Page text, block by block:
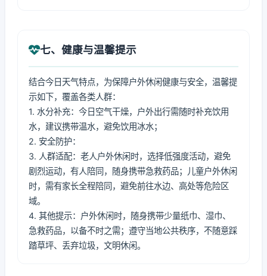
七、健康与温馨提示
结合今日天气特点，为保障户外休闲健康与安全，温馨提
示如下，覆盖各类人群：
1. 水分补充：今日空气干燥，户外出行需随时补充饮用
水，建议携带温水，避免饮用冰水；
2. 安全防护：
3. 人群适配：老人户外休闲时，选择低强度活动，避免
剧烈运动，有人陪同，随身携带急救药品；儿童户外休闲
时，需有家长全程陪同，避免前往水边、高处等危险区
域。
4. 其他提示：户外休闲时，随身携带少量纸巾、湿巾、
急救药品，以备不时之需；遵守当地公共秩序，不随意踩
踏草坪、丢弃垃圾，文明休闲。